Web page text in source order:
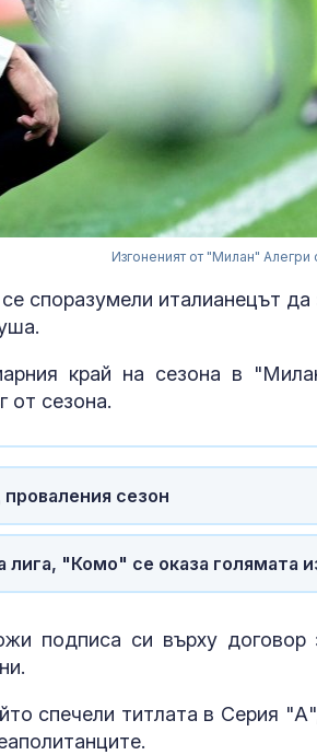
Изгоненият от "Милан"
споразумели италианецът да
край на сезона в
от сезона.
сезон
"Комо" се оказа голямата
подписа си върху договор
спечели титлата в Серия